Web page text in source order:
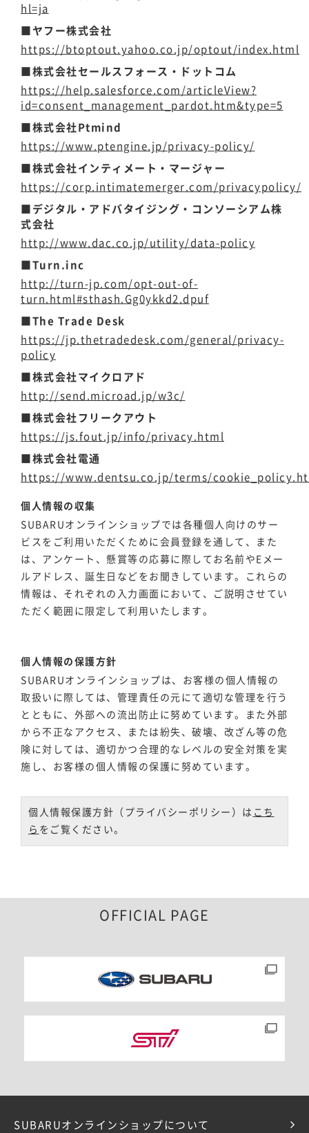
hl=ja
■ヤフー株式会社
https://btoptout.yahoo.co.jp/optout/index.html
■株式会社セールスフォース・ドットコム
https://help.salesforce.com/articleView?
id=consent_management_pardot.htm&type=5
■株式会社Ptmind
https://www.ptengine.jp/privacy-policy/
■株式会社インティメート・マージャー
https://corp.intimatemerger.com/privacypolicy/
■デジタル・アドバタイジング・コンソーシアム株
式会社
http://www.dac.co.jp/utility/data-policy
■Turn.inc
http://turn-jp.com/opt-out-of-
turn.html#sthash.Gg0ykkd2.dpuf
■The Trade Desk
https://jp.thetradedesk.com/general/privacy-
policy
■株式会社マイクロアド
http://send.microad.jp/w3c/
■株式会社フリークアウト
https://js.fout.jp/info/privacy.html
■株式会社電通
https://www.dentsu.co.jp/terms/
個人情報の収集
SUBARUオンラインショップでは各種個人向けのサー
ビスをご利用いただくために会員登録を通して、また
は、アンケート、懸賞等の応募に際してお名前やEメー
ルアドレス、誕生日などをお聞きしています。これらの
情報は、それぞれの入力画面において、ご説明させてい
ただく範囲に限定して利用いたします。
個人情報の保護方針
SUBARUオンラインショップは、お客様の個人情報の
取扱いに際しては、管理責任の元にて適切な管理を行う
とともに、外部への流出防止に努めています。また外部
から不正なアクセス、または紛失、破壊、改ざん等の危
険に対しては、適切かつ合理的なレベルの安全対策を実
施し、お客様の個人情報の保護に努めています。
個人情報保護方針（プライバシーポリシー）は こち
ら をご覧ください。
OFFICIAL PAGE
SUBARUオンラインショップについて